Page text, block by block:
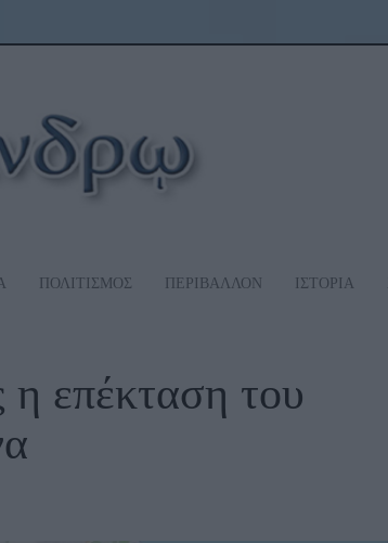
ΠΟΛΙΤΙΣΜΟΣ ΠΕΡΙΒΑΛΛΟΝ ΙΣΤΟΡΙΑ
η επέκταση του